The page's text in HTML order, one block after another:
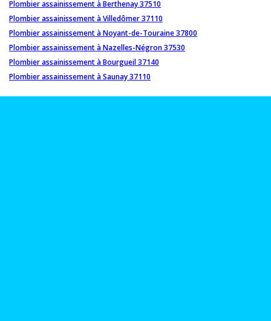
Plombier assainissement à Berthenay 37510
Plombier assainissement à Villedômer 37110
Plombier assainissement à Noyant-de-Touraine 37800
Plombier assainissement à Nazelles-Négron 37530
Plombier assainissement à Bourgueil 37140
Plombier assainissement à Saunay 37110